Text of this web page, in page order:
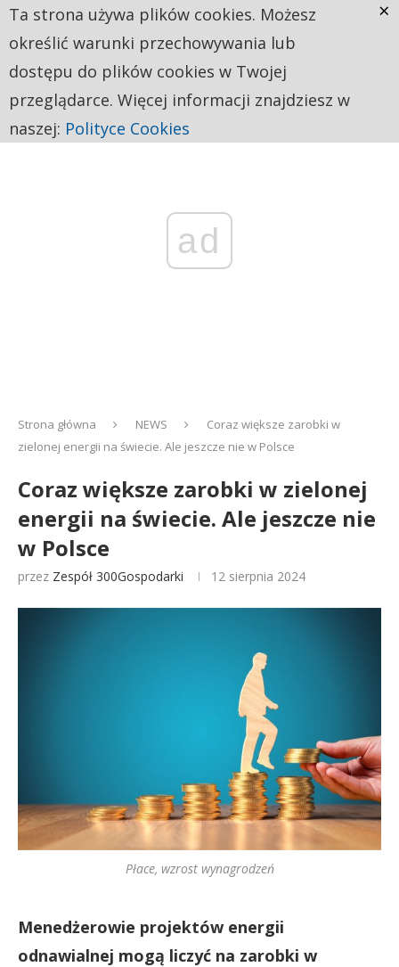
ad
Strona główna NEWS
Coraz większe zarobki w
zielonej energii na świecie. Ale jeszcze nie w Polsce
Coraz większe zarobki w zielonej
energii na świecie. Ale jeszcze nie
w Polsce
przez Zespół 300Gospodarki 12 sierpnia 2024
Płace, wzrost wynagrodzeń
Menedżerowie projektów energii
odnawialnej mogą liczyć na zarobki w
Ta strona używa plików cookies. Możesz
określić warunki przechowywania lub
dostępu do plików cookies w Twojej
przeglądarce. Więcej informacji znajdziesz w
naszej: Polityce Cookies
×